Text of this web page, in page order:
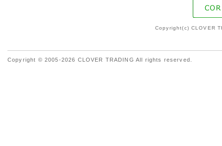
Copyright(c) CLOVER
Copyright © 2005-2026 CLOVER TRADING All rights reserved.